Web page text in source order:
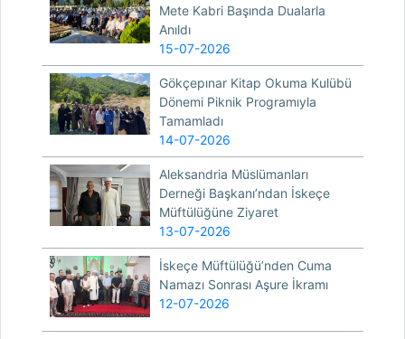
Mete Kabri Başında Dualarla
Anıldı
15-07-2026
Gökçepınar Kitap Okuma Kulübü
Dönemi Piknik Programıyla
Tamamladı
14-07-2026
Aleksandria Müslümanları
Derneği Başkanı’ndan İskeçe
Müftülüğüne Ziyaret
13-07-2026
İskeçe Müftülüğü’nden Cuma
Namazı Sonrası Aşure İkramı
12-07-2026